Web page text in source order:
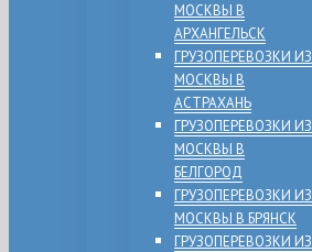
МОСКВЫ В
АРХАНГЕЛЬСК
ГРУЗОПЕРЕВОЗКИ ИЗ
МОСКВЫ В
АСТРАХАНЬ
ГРУЗОПЕРЕВОЗКИ ИЗ
МОСКВЫ В
БЕЛГОРОД
ГРУЗОПЕРЕВОЗКИ ИЗ
МОСКВЫ В БРЯНСК
ГРУЗОПЕРЕВОЗКИ ИЗ